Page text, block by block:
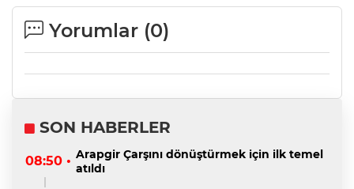
Yorumlar (0)
SON HABERLER
08:50 • Arapgir Çarşını dönüştürmek için ilk temel
atıldı